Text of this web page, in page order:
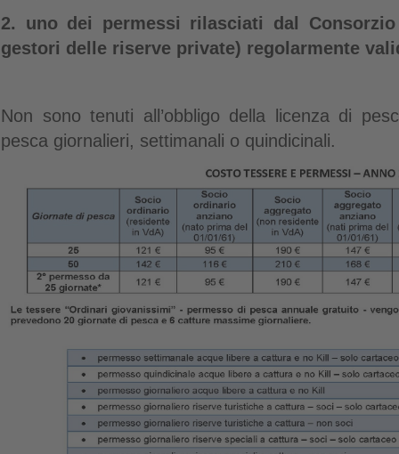
2. uno dei permessi rilasciati dal
gestori delle riserve private) regolarmente
Non sono tenuti all’obbligo della licenza di
pesca giornalieri, settimanali o quindicinali.